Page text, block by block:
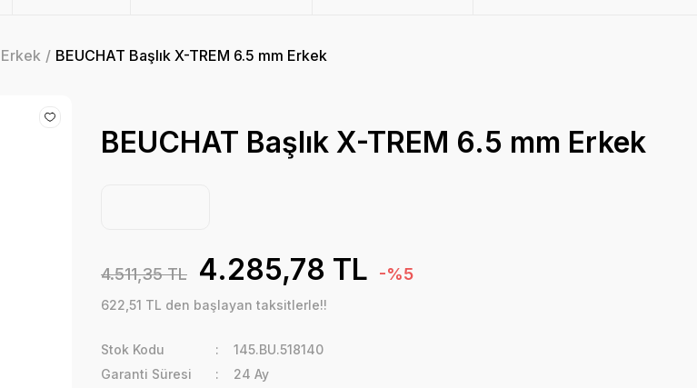
Erkek BEUCHAT Başlık X-TREM 6.5 mm Erkek
BEUCHAT Başlık X-TREM 6.5 mm Erkek
4.511,35 TL 4.285,78 TL -%5
622,51 TL den başlayan taksitlerle!!
Stok Kodu
145.BU.518140
Garanti Süresi
24 Ay